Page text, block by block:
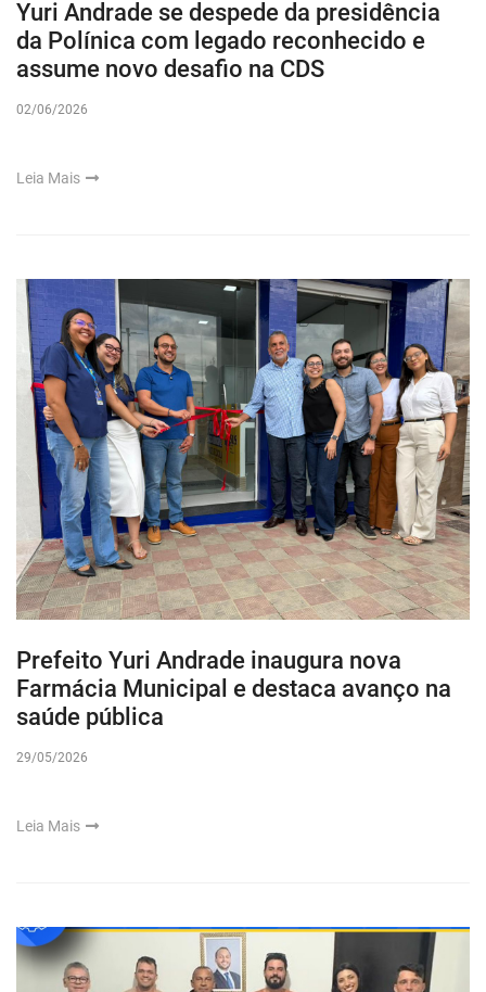
Yuri Andrade se despede da presidência
da Polínica com legado reconhecido e
assume novo desafio na CDS
02/06/2026
Leia Mais
Prefeito Yuri Andrade inaugura nova
Farmácia Municipal e destaca avanço na
saúde pública
29/05/2026
Leia Mais